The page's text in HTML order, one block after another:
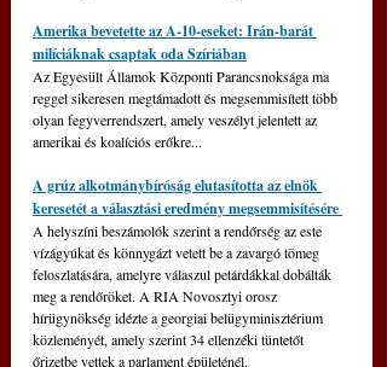
Amerika bevetette az A-10-eseket: Irán-barát
milíciáknak csaptak oda Szíriában
Az Egyesült Államok Központi Parancsnoksága ma
reggel sikeresen megtámadott és megsemmisített több
olyan fegyverrendszert, amely veszélyt jelentett az
amerikai és koalíciós erőkre...
A grúz alkotmánybíróság elutasította az elnök
keresetét a választási eredmény megsemmisítésére
A helyszíni beszámolók szerint a rendőrség az este
vízágyúkat és könnygázt vetett be a zavargó tömeg
feloszlatására, amelyre válaszul petárdákkal dobálták
meg a rendőröket. A RIA Novosztyi orosz
hírügynökség idézte a georgiai belügyminisztérium
közleményét, amely szerint 34 ellenzéki tüntetőt
őrizetbe vettek a parlament épületénél.